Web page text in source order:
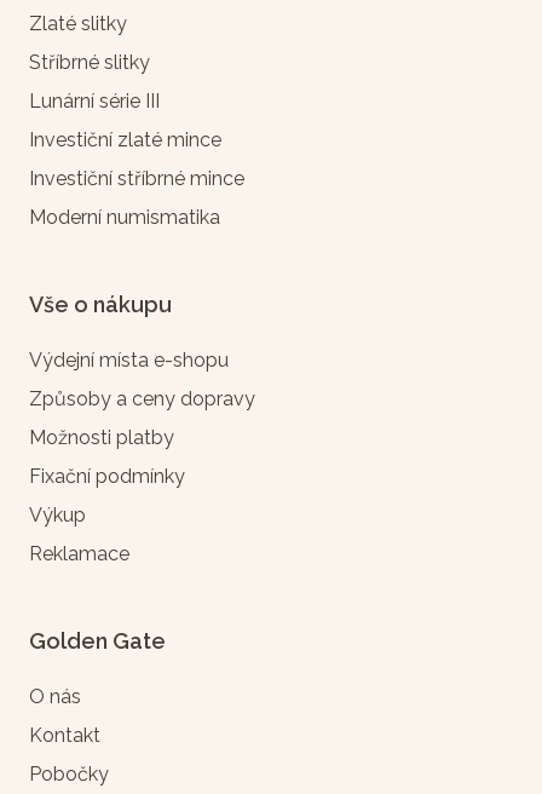
Zlaté slitky
Stříbrné slitky
Lunární série III
Investiční zlaté mince
Investiční stříbrné mince
Moderní numismatika
Vše o nákupu
Výdejní místa e-shopu
Způsoby a ceny dopravy
Možnosti platby
Fixační podmínky
Výkup
Reklamace
Golden Gate
O nás
Kontakt
Pobočky